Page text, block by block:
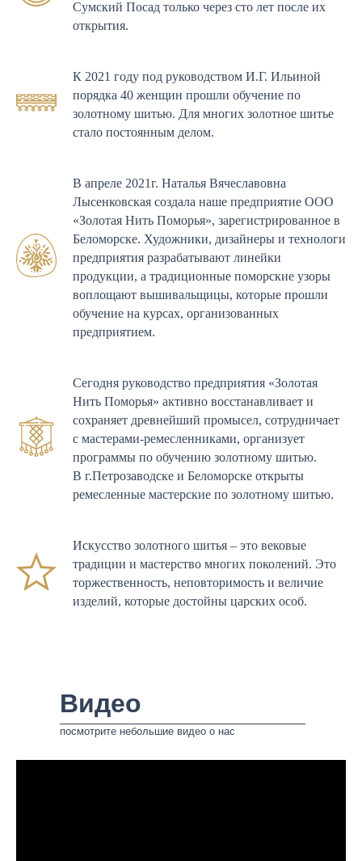
Сумский Посад только через сто лет после их
открытия.
К 2021 году под руководством И.Г. Ильиной
порядка 40 женщин прошли обучение по
золотному шитью. Для многих золотное шитье
стало постоянным делом.
В апреле 2021г. Наталья Вячеславовна
Лысенковская создала наше предприятие ООО
«Золотая Нить Поморья», зарегистрированное в
Беломорске. Художники, дизайнеры и технологи
предприятия разрабатывают линейки
продукции, а традиционные поморские узоры
воплощают вышивальщицы, которые прошли
обучение на курсах, организованных
предприятием.
Сегодня руководство предприятия «Золотая
Нить Поморья» активно восстанавливает и
сохраняет древнейший промысел, cотрудничает
с мастерами-ремесленниками, организует
программы по обучению золотному шитью.
В г.Петрозаводске и Беломорске открыты
ремесленные мастерские по золотному шитью.
Искусство золотного шитья – это вековые
традиции и мастерство многих поколений. Это
торжественность, неповторимость и величие
изделий, которые достойны царских особ.
Видео
посмотрите небольшие видео о нас